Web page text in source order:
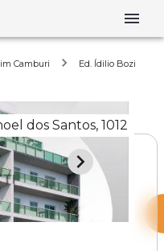
Camburi
Ed. Ídilio Bozi
dos Santos, 1012